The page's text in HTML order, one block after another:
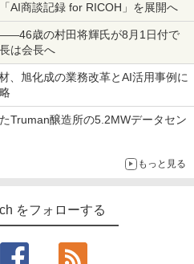
AI商談記録 for RICOH」を展開へ
歳の村田将輝氏が8月1日付で
は会長へ
、旭化成の業務改革とAI活用事例に
Truman醸造所の5.2MWデータセン
もっと見る
をフォローする